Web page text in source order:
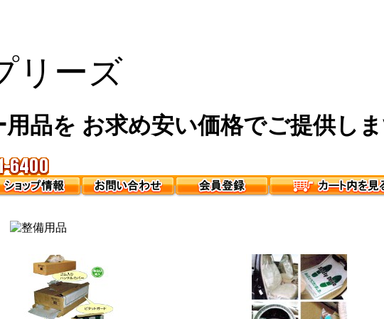
リーズ
品を お求め安い価格でご提供し